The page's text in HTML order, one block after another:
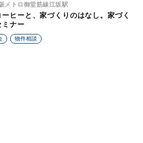
メトロ御堂筋線江坂駅
ヒーと、家づくりのはなし。家づく
ミナー
物件相談